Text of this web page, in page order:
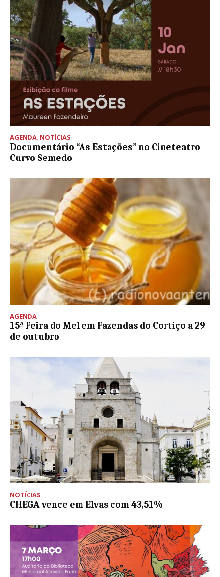
AGENDA NOTÍCIAS
Documentário “As Estações” no Cineteatro
Curvo Semedo
AGENDA
15ª Feira do Mel em Fazendas do Cortiço a 29
de outubro
NOTÍCIAS
CHEGA vence em Elvas com 43,51%